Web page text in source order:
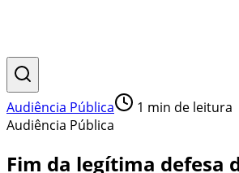
Audiência Pública 1 min de leitura
Audiência Pública
Fim da legítima defesa